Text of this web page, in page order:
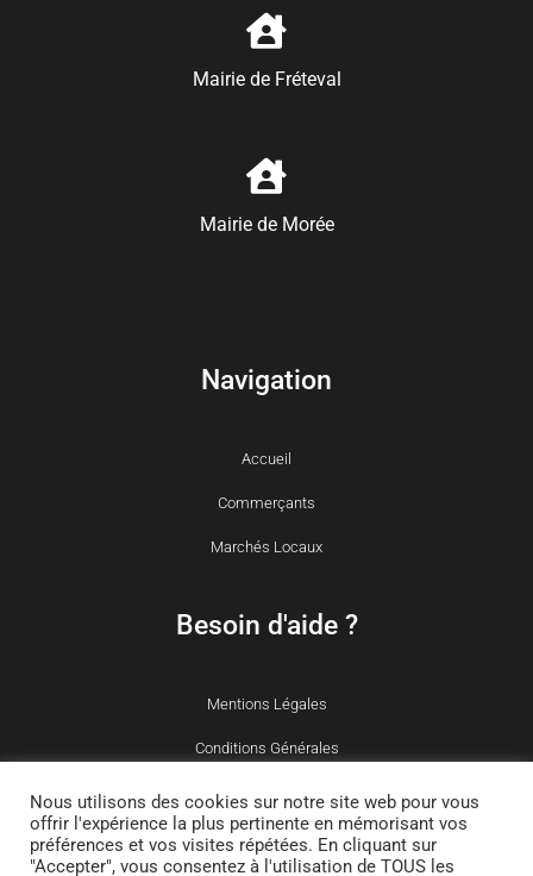
Mairie de Fréteval
Mairie de Morée
Navigation
Accueil
Commerçants
Marchés Locaux
Besoin d'aide ?
Mentions Légales
Conditions Générales
Politique des cookies
Nous utilisons des cookies sur notre site web pour vous
offrir l'expérience la plus pertinente en mémorisant vos
préférences et vos visites répétées. En cliquant sur
"Accepter", vous consentez à l'utilisation de TOUS les